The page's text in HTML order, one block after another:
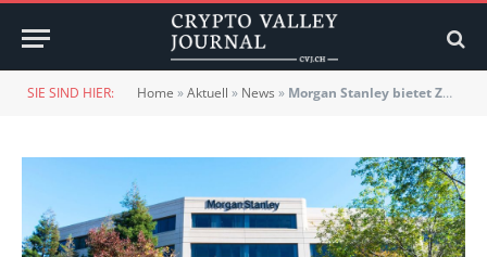
SIE SIND HIER: Home »Aktuell » News » Morgan Stanley bietet Zugang zu Bitcoin-Fonds